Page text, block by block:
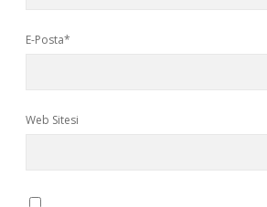
E-Posta*
Web Sitesi